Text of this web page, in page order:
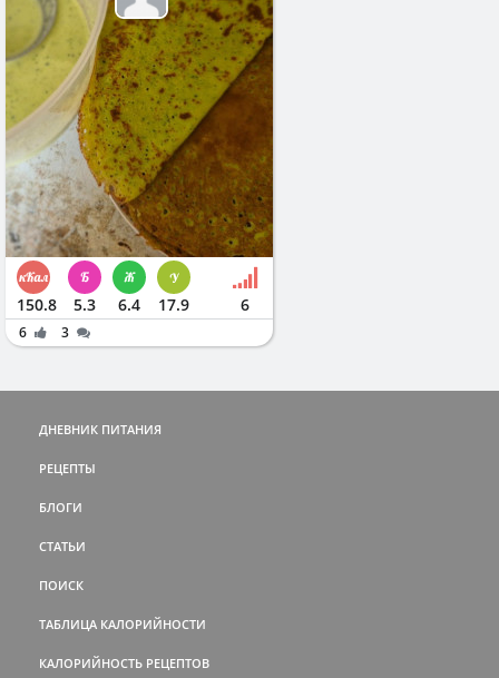
150.8 5.3 6.4 17.9 6
6 3
ДНЕВНИК ПИТАНИЯ
РЕЦЕПТЫ
БЛОГИ
СТАТЬИ
ПОИСК
ТАБЛИЦА КАЛОРИЙНОСТИ
КАЛОРИЙНОСТЬ РЕЦЕПТОВ